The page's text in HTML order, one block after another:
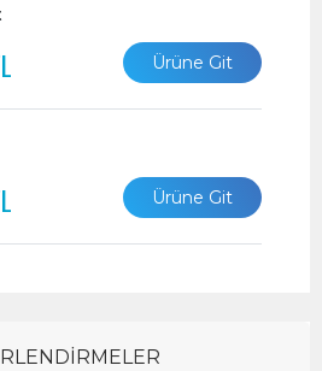
Ürüne Git
Ürüne Git